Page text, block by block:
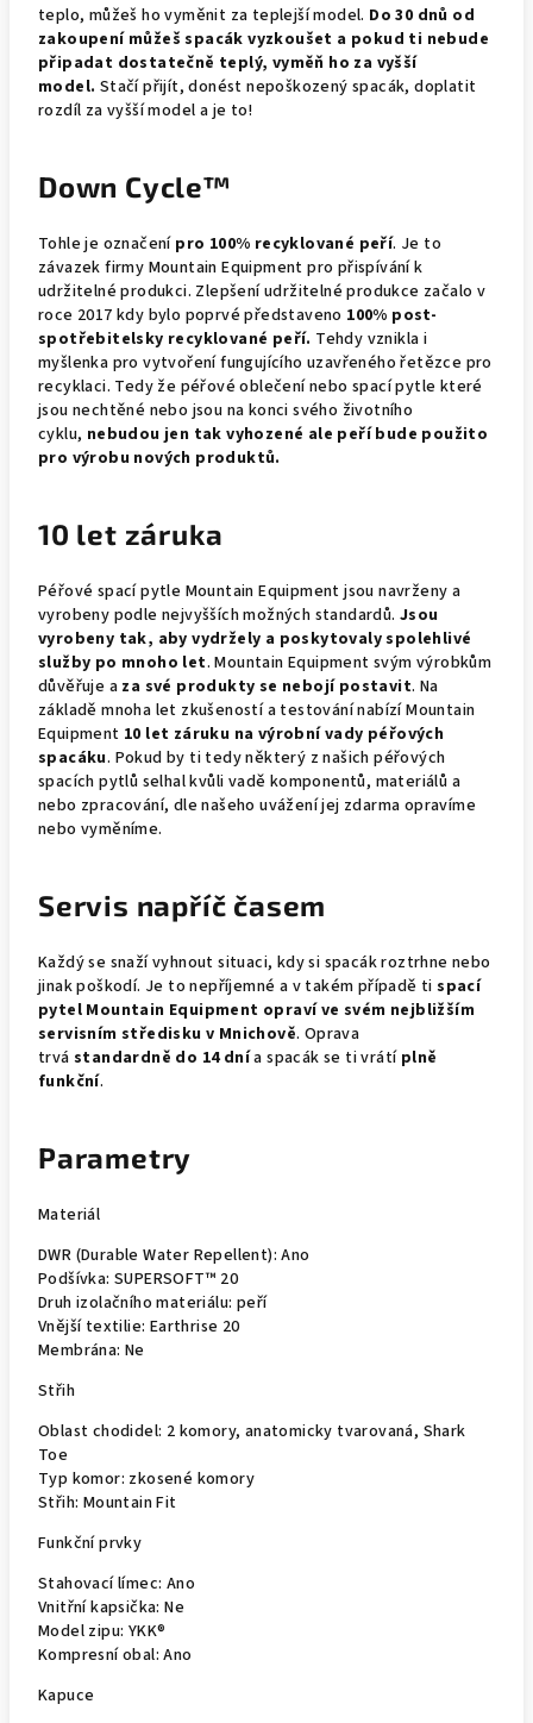
teplo, můžeš ho vyměnit za teplejší model. Do 30 dnů od
zakoupení můžeš spacák vyzkoušet a pokud ti nebude
připadat dostatečně teplý, vyměň ho za vyšší
model. Stačí přijít, donést nepoškozený spacák, doplatit
rozdíl za vyšší model a je to!
Down Cycle™
Tohle je označenípro 100% recyklované peří. Je to
závazek firmy Mountain Equipment pro přispívání k
udržitelné produkci. Zlepšení udržitelné produkce začalo v
roce 2017 kdy bylo poprvé představeno 100% post-
spotřebitelsky recyklované peří. Tehdy vznikla i
myšlenka pro vytvoření fungujícího uzavřeného řetězce pro
recyklaci. Tedy že péřové oblečení nebo spací pytle které
jsou nechtěné nebo jsou na konci svého životního
cyklu, nebudou jen tak vyhozené ale peří bude použito
pro výrobu nových produktů.
10 let záruka
Péřové spací pytle Mountain Equipment jsou navrženy a
vyrobeny podle nejvyšších možných standardů. Jsou
vyrobeny tak, aby vydržely a poskytovaly spolehlivé
služby po mnoho let. Mountain Equipment svým výrobkům
důvěřuje a za své produkty se nebojí postavit. Na
základě mnoha let zkušeností a testování nabízí Mountain
Equipment 10 let záruku na výrobní vady péřových
spacáku. Pokud by ti tedy některý z našich péřových
spacích pytlů selhal kvůli vadě komponentů, materiálů a
nebo zpracování, dle našeho uvážení jej zdarma opravíme
nebo vyměníme.
Servis napříč časem
Každý se snaží vyhnout situaci, kdy si spacák roztrhne nebo
jinak poškodí. Je to nepříjemné a v takém případě ti spací
pytel Mountain Equipment opraví ve svém nejbližším
servisním středisku v Mnichově. Oprava
trvá standardně do 14 dnía spacák se ti vrátí plně
funkční.
Parametry
Materiál
DWR (Durable Water Repellent):Ano
Podšívka:SUPERSOFT™ 20
Druh izolačního materiálu: peří
Vnější textilie: Earthrise 20
Membrána:Ne
Střih
Oblast chodidel: 2 komory, anatomicky tvarovaná, Shark
Toe
Typ komor: zkosené komory
Střih: Mountain Fit
Funkční prvky
Stahovací límec: Ano
Vnitřní kapsička:Ne
Model zipu: YKK®
Kompresní obal:Ano
Kapuce